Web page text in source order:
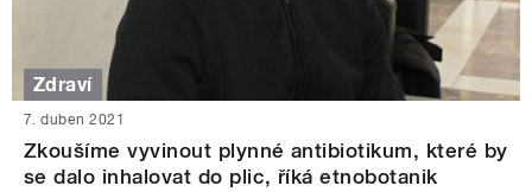
Zdraví
7. duben 2021
Zkoušíme vyvinout plynné antibiotikum, které by
se dalo inhalovat do plic, říká etnobotanik